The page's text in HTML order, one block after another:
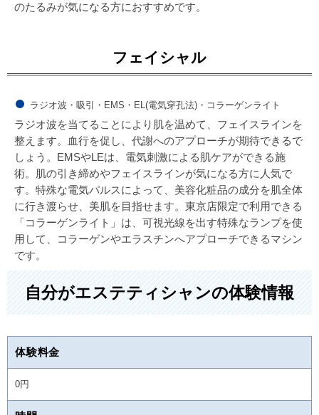
のたるみが気になる方におすすめです。
フェイシャル
ラジオ波・吸引・EMS・EL(電気穿孔法)・コラーゲンライト
ラジオ波を当てることにより肌を温めて、フェイスラインを
整えます。血行を促し、代謝へのアプローチが期待できるで
しょう。EMSやLEは、電気刺激による肌ケアができる施
術。肌の引き締めやフェイスラインが気になる方に人気で
す。特殊な電気パルスによって、美容化粧品の成分を肌全体
に行き渡らせ、美肌を目指せます。東京店限定で利用できる
「コラーゲンライト」は、可視光線を出す特殊なランプを使
用して、コラーゲンやエラスチンへアプローチできるマシン
です。
自分がエステティシャンの体験情報
体験料金
0円